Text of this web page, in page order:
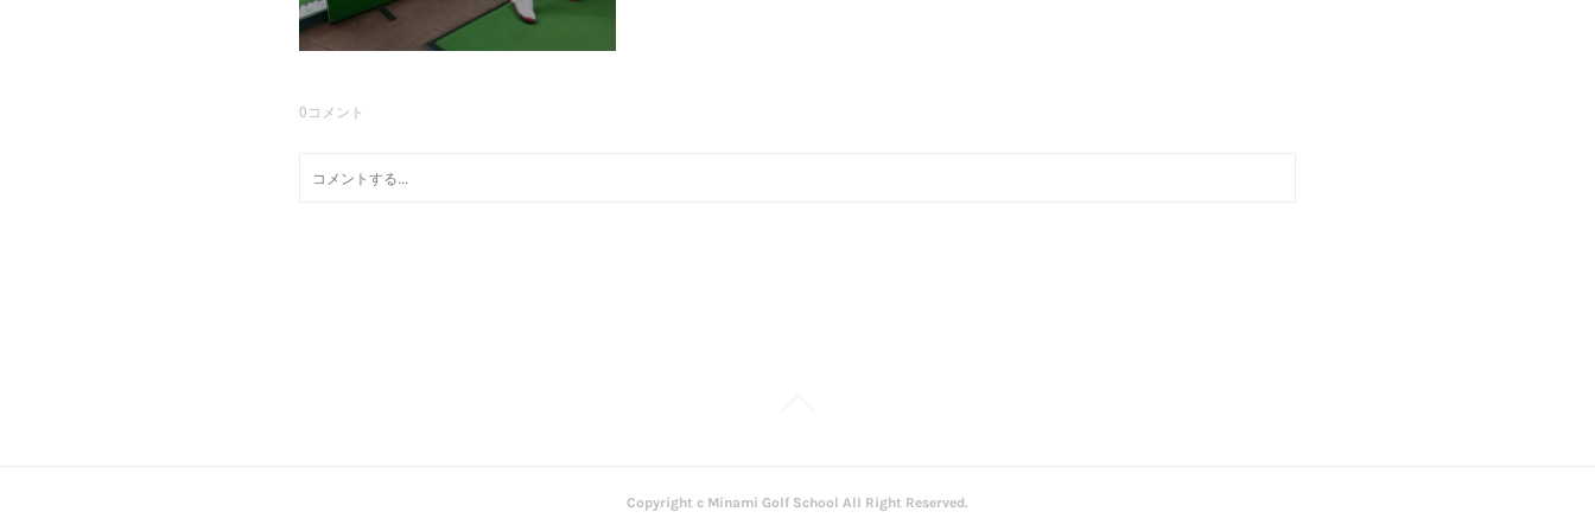
0コメント
Copyright c Minami Golf School All Right Reserved.